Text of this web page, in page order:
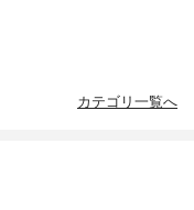
カテゴリ一覧へ